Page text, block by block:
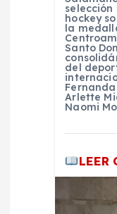
hockey
la
Santo
del
Arlette
Naomi
LEER